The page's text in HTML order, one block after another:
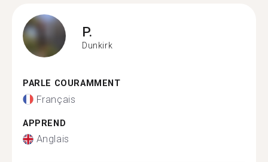
P.
Dunkirk
PARLE COURAMMENT
Français
APPREND
Anglais